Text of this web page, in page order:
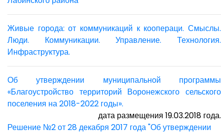
Живые города: от коммуникаций к коопераци. Смыслы.
Люди. Коммуникации. Управление. Технология.
Инфраструктура.
Об утверждении муниципальной программы
«Благоустройство территорий Воронежского сельского
поселения на 2018-2022 годы».
дата размещения 19.03.2018 года.
Решение №2 от 28 декабря 2017 года "Об утверждении